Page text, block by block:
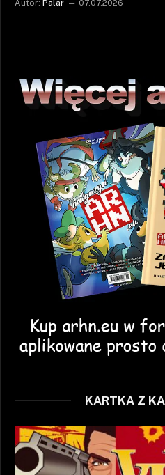
Autor: Palar 07.07.2026
KARTKA Z